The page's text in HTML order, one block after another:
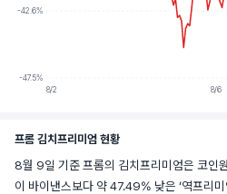
-42.6%
-47.5%
8/2
8/6
프롬 김치프리미엄 현황
8월 9일 기준 프롬의 김치프리미엄은 코인
이 바이낸스보다 약 47.49% 낮은 ‘역프리